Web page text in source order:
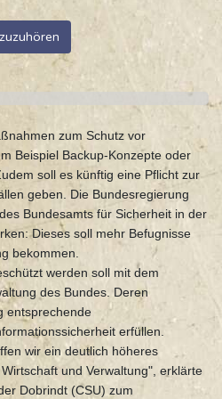
zum Schutz vor
Beispiel Backup-Konzepte oder
soll es künftig eine Pflicht zur
geben. Die Bundesregierung
Bundesamts für Sicherheit in der
Dieses soll mehr Befugnisse
bekommen.
werden soll mit dem
des Bundes. Deren
entsprechende
erfüllen.
wir ein deutlich höheres
und Verwaltung", erklärte
Dobrindt (CSU) zum